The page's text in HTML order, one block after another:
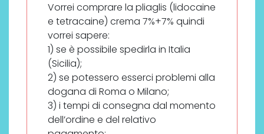
Vorrei comprare la pliaglis (lidocaine
e tetracaine) crema 7%+7% quindi
vorrei sapere:
1) se è possibile spedirla in Italia
(Sicilia);
2) se potessero esserci problemi alla
dogana di Roma o Milano;
3) i tempi di consegna dal momento
dell’ordine e del relativo